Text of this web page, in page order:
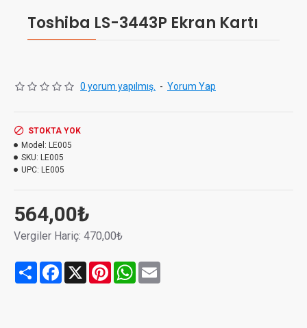
Toshiba LS-3443P Ekran Kartı
0 yorum yapılmış. - Yorum Yap
564,00₺
Vergiler Hariç: 470,00₺
STOKTA YOK
Model: LE005
SKU: LE005
UPC: LE005
Share Facebook
X PinterestWhatsApp